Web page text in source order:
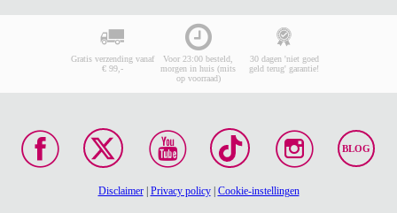
Gratis verzending vanaf
€ 99,-
Voor 23:00 besteld,
morgen in huis (mits
op voorraad)
30 dagen 'niet goed
geld terug' garantie!
BLOG
Disclaimer| Privacy policy| Cookie-instellingen